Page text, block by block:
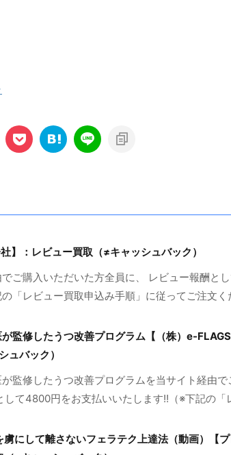
】：レビュー買取（≠キャッシュバック）
ご購入いただいた方全員に、 レビュー報酬と
「レビュー買取申込み手順」に従ってご注文く
監修したうつ改善プログラム【（株）e-FLAGS
バック）
監修したうつ改善プログラムを当サイト経由で
して4800円をお支払いいたします!!（※下記の「
にして離さないフェラテク上達法（動画）【